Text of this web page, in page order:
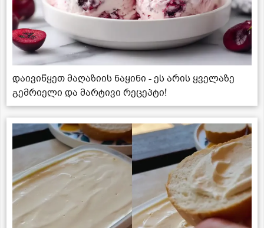
დაივიწყეთ მაღაზიის ნაყინი - ეს არის ყველაზე
გემრიელი და მარტივი რეცეპტი!